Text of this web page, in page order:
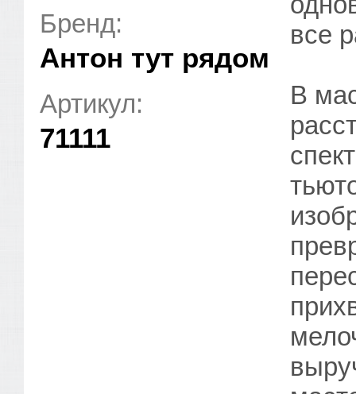
Бренд:
Антон тут рядом
Артикул:
71111
все
В